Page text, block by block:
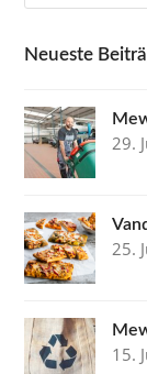
Neueste
29.
25.
15.